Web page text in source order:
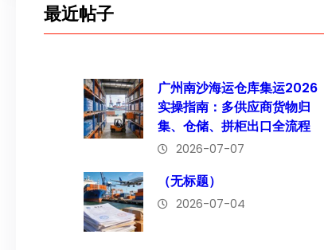
最近帖子
广州南沙海运仓库集运2026
实操指南：多供应商货物归
集、仓储、拼柜出口全流程
2026-07-07
（无标题）
2026-07-04